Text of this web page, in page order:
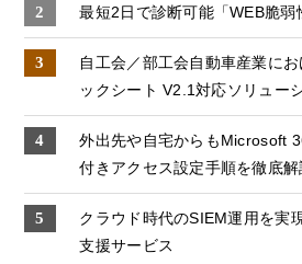
最短2日で診断可能「WEB脆弱
自工会／部工会自動車産業に
ックシート V2.1対応ソリュー
外出先や自宅からもMicrosoft
付きアクセス設定手順を徹底解
クラウド時代のSIEM運用を実
支援サービス